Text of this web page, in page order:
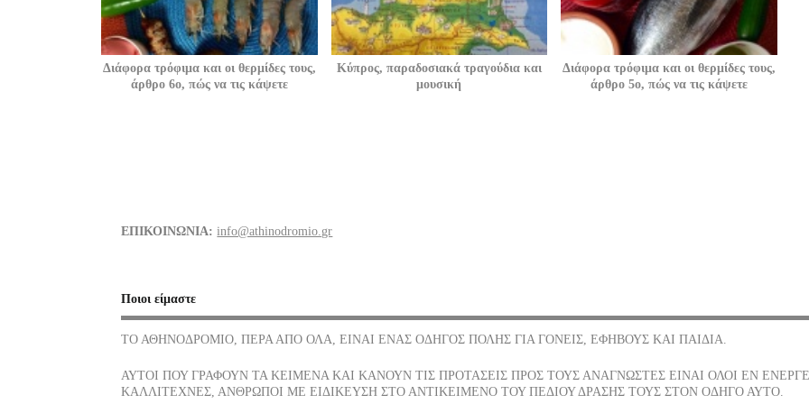
Διάφορα τρόφιμα και οι θερμίδες τους,
άρθρο 6ο, πώς να τις κάψετε
Κύπρος, παραδοσιακά τραγούδια και
μουσική
Διάφορα τρόφιμα και οι θερμίδες τους,
άρθρο 5ο, πώς να τις κάψετε
ΕΠΙΚΟΙΝΩΝΙΑ: info@athinodromio.gr
Ποιοι είμαστε
ΤΟ ΑΘΗΝΟΔΡΟΜΙΟ, ΠΕΡΑ ΑΠΟ ΟΛΑ, ΕΙΝΑΙ ΕΝΑΣ ΟΔΗΓΟΣ ΠΟΛΗΣ ΓΙΑ ΓΟΝΕΙΣ, ΕΦΗΒΟΥΣ ΚΑΙ ΠΑΙΔΙΑ.
ΑΥΤΟΙ ΠΟΥ ΓΡΑΦΟΥΝ ΤΑ ΚΕΙΜΕΝΑ ΚΑΙ ΚΑΝΟΥΝ ΤΙΣ ΠΡΟΤΑΣΕΙΣ ΠΡΟΣ ΤΟΥΣ ΑΝΑΓΝΩΣΤΕΣ ΕΙΝΑΙ ΟΛΟΙ ΕΝ
ΚΑΛΛΙΤΕΧΝΕΣ, ΑΝΘΡΩΠΟΙ ΜΕ ΕΙΔΙΚΕΥΣΗ ΣΤΟ ΑΝΤΙΚΕΙΜΕΝΟ ΤΟΥ ΠΕΔΙΟΥ ΔΡΑΣΗΣ ΤΟΥΣ ΣΤΟΝ ΟΔΗΓΟ ΑΥΤΟ.